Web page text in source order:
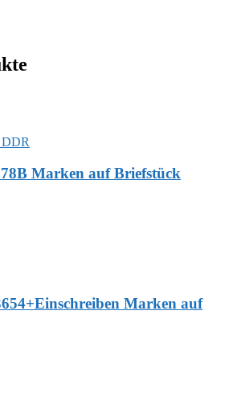
DDR
Marken auf Briefstück
Marken auf